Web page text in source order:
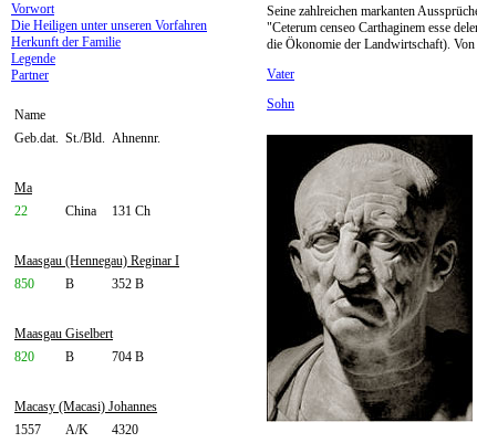
Vorwort
Die Heiligen unter unseren Vorfahren
Herkunft der Familie
Legende
Partner
Name
Geb.dat. St./Bld. Ahnennr.
Ma
22
China 131 Ch
Maasgau (Hennegau) Reginar I
850
B 352 B
Maasgau Giselbert
820
B 704 B
Macasy (Macasi) Johannes
1557
A/K 4320
Seine zahlreichen markanten
"Ceterum censeo Carthaginem esse
die Ökonomie der Landwirtschaft).
Vater
Sohn